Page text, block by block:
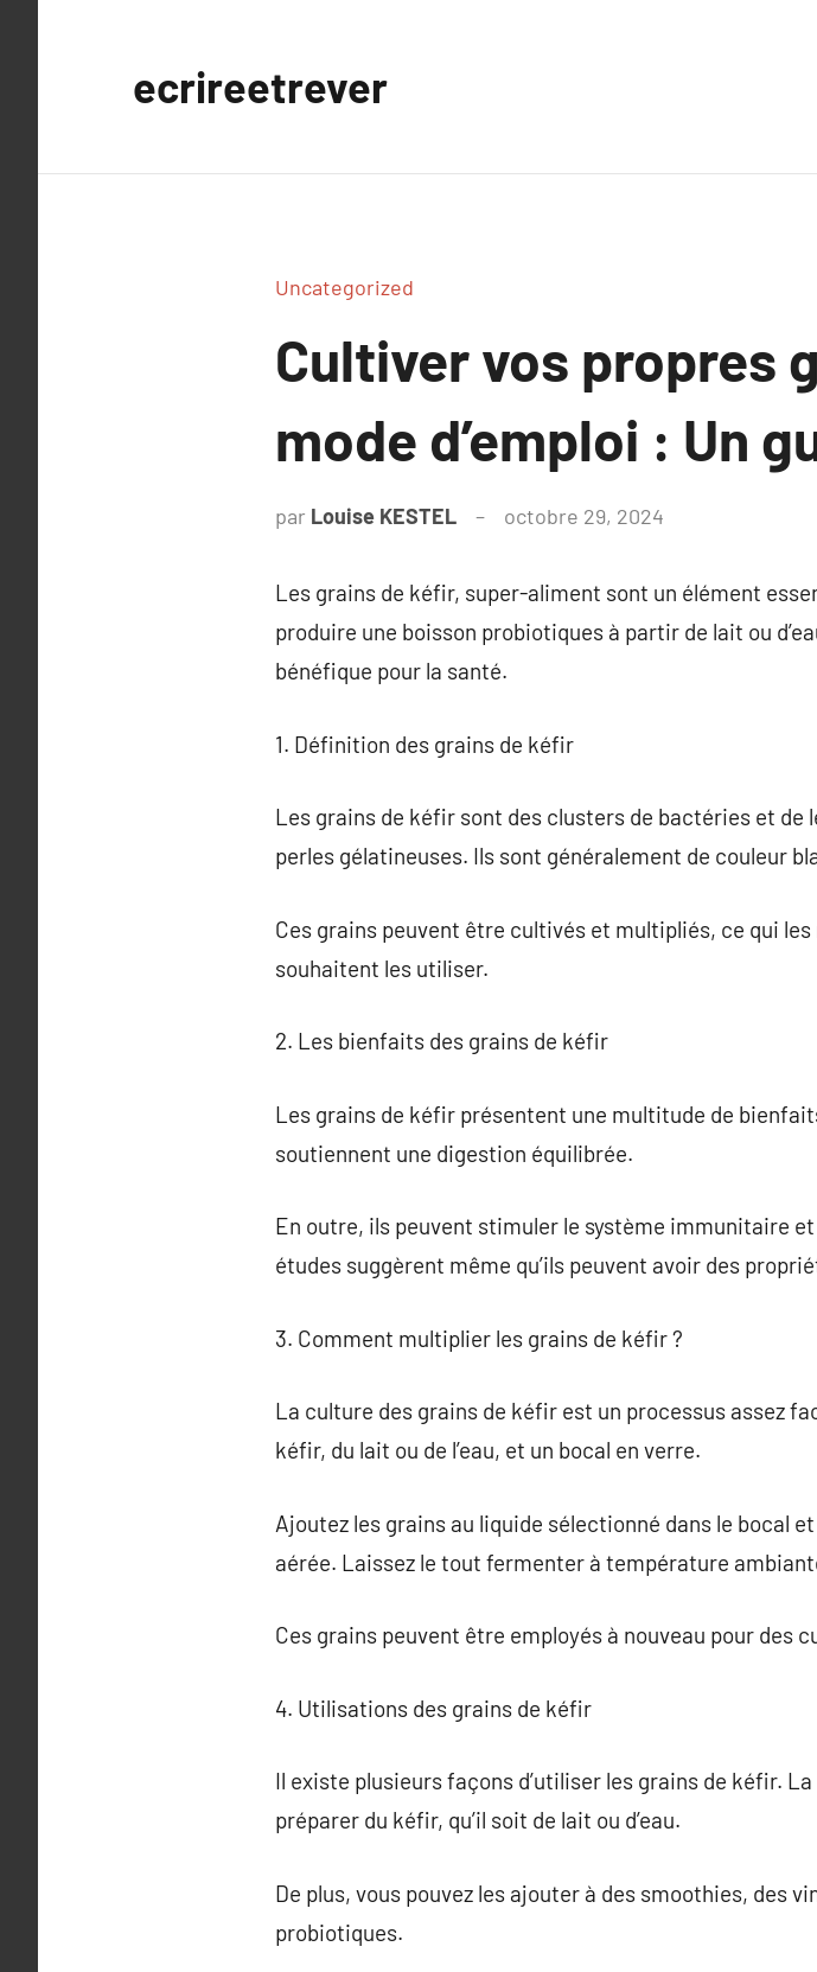
ecrireetrever
Uncategorized
Cultiver vos propres
mode d’emploi : Un
par Louise KESTEL octobre 29, 2024
Les grains de kéfir, super-aliment sont un élément
produire une boisson probiotiques à partir de lait ou
bénéfique pour la santé.
1. Définition des grains de kéfir
Les grains de kéfir sont des clusters de bactéries et
perles gélatineuses. Ils sont généralement de couleur
Ces grains peuvent être cultivés et multipliés, ce qui
souhaitent les utiliser.
2. Les bienfaits des grains de kéfir
Les grains de kéfir présentent une multitude de
soutiennent une digestion équilibrée.
En outre, ils peuvent stimuler le système immunitaire
études suggèrent même qu’ils peuvent avoir des
3. Comment multiplier les grains de kéfir ?
La culture des grains de kéfir est un processus assez
kéfir, du lait ou de l’eau, et un bocal en verre.
Ajoutez les grains au liquide sélectionné dans le bocal
aérée. Laissez le tout fermenter à température
Ces grains peuvent être employés à nouveau pour des
4. Utilisations des grains de kéfir
Il existe plusieurs façons d’utiliser les grains de kéfir.
préparer du kéfir, qu’il soit de lait ou d’eau.
De plus, vous pouvez les ajouter à des smoothies, des
probiotiques.